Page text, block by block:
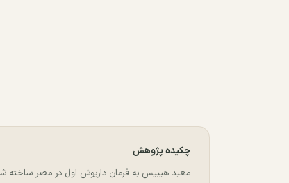
چکیده پژوهش
معبد هیبیس به فرمان داریوش اول در مصر ساخته